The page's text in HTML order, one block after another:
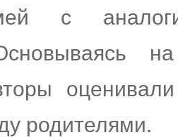
с
родителями.